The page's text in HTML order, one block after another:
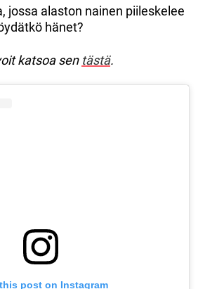
jossa alaston nainen piileskelee
hänet?
katsoa sen tästä.
post on Instagram